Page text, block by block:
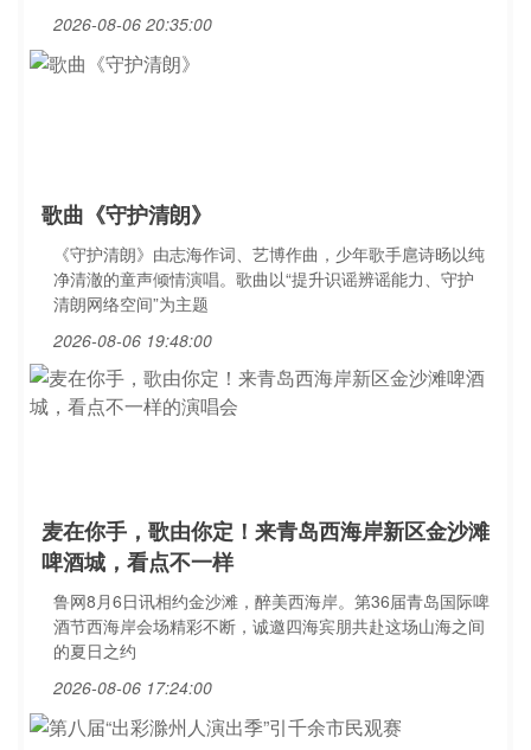
2026-08-06 20:35:00
歌曲《守护清朗》
《守护清朗》由志海作词、艺博作曲，少年歌手扈诗旸以纯
净清澈的童声倾情演唱。歌曲以“提升识谣辨谣能力、守护
清朗网络空间”为主题
2026-08-06 19:48:00
麦在你手，歌由你定！来青岛西海岸新区金沙滩
啤酒城，看点不一样
鲁网8月6日讯相约金沙滩，醉美西海岸。第36届青岛国际啤
酒节西海岸会场精彩不断，诚邀四海宾朋共赴这场山海之间
的夏日之约
2026-08-06 17:24:00